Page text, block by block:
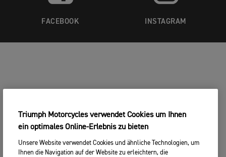
FACEBOOK INSTAGRAM
Triumph Motorcycles verwendet Cookies um Ihnen
ein optimales Online-Erlebnis zu bieten
Unsere Website verwendet Cookies und ähnliche Technologien, um
Ihnen die Navigation auf der Website zu erleichtern, die